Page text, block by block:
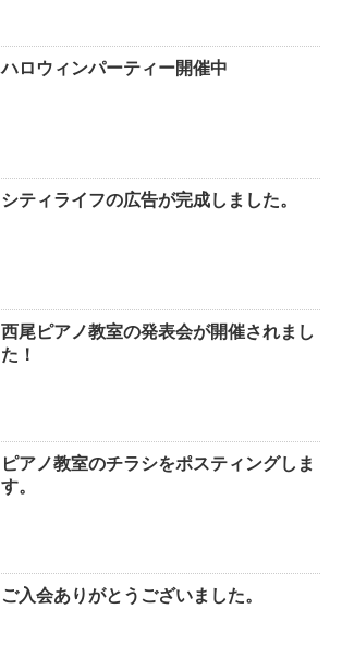
ハロウィンパーティー開催中
シティライフの広告が完成しました。
西尾ピアノ教室の発表会が開催されまし
た！
ピアノ教室のチラシをポスティングしま
す。
ご入会ありがとうございました。